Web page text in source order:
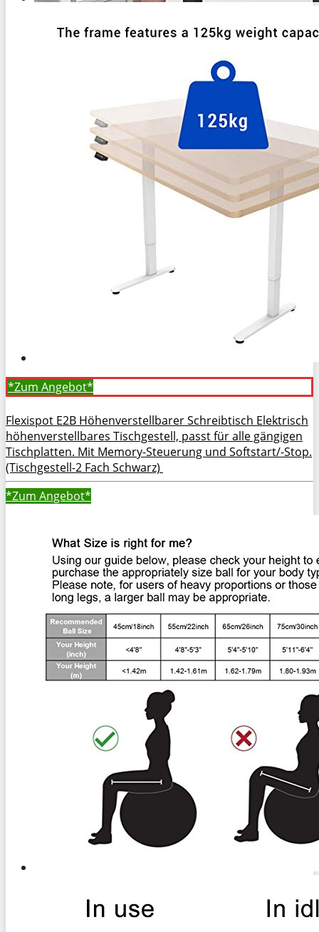
*Zum Angebot*
Flexispot E2B Höhenverstellbarer Schreibtisch Elektrisch
höhenverstellbares Tischgestell, passt für alle gängigen
Tischplatten. Mit Memory-Steuerung und Softstart/-Stop.
(Tischgestell-2 Fach Schwarz)
*Zum Angebot*